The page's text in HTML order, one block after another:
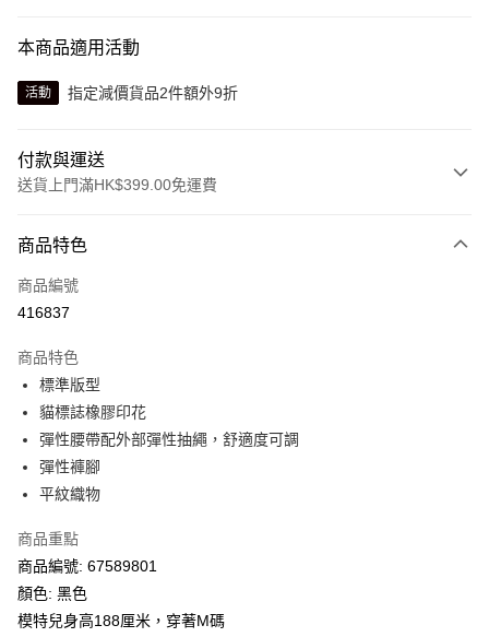
本商品適用活動
活動 指定減價貨品2件額外9折
付款與運送
送貨上門滿HK$399.00免運費
信用卡
線上付款
Alipay, PayMe, WeChat Pay, UnionPay, FPS
送貨方式
單筆訂單淨值滿$399可享免運費優惠
每筆HK$30.00，滿HK$399.00或以上免運費
滿$599可享澳門免運費優惠
商品特色
商品編號
416837
商品特色
標準版型
貓標誌橡膠印花
彈性腰帶配外部彈性抽繩，舒適度可調
彈性褲腳
平紋織物
商品重點
商品編號: 67589801
顏色: 黑色
模特兒身高188厘米，穿著M碼